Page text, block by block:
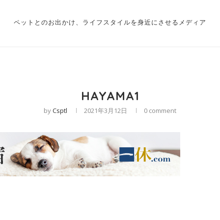
ペットとのお出かけ、ライフスタイルを身近にさせるメディア
HAYAMA1
byCsptl 2021年3月12日 0 comment